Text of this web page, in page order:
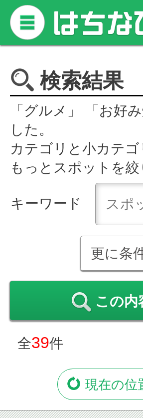
検索結果
「グルメ」 「お好
した。
カテゴリと小カテ
もっとスポットを
キーワード
更に条
この内
全39件
現在の位